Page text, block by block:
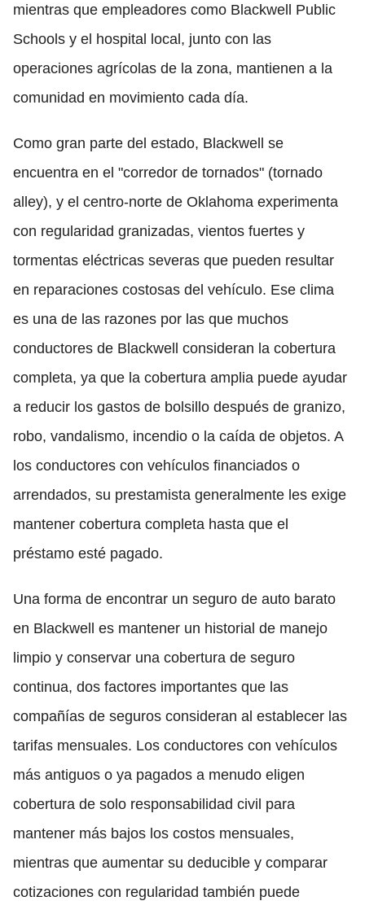
mientras que empleadores como Blackwell Public
Schools y el hospital local, junto con las
operaciones agrícolas de la zona, mantienen a la
comunidad en movimiento cada día.
Como gran parte del estado, Blackwell se
encuentra en el "corredor de tornados" (tornado
alley), y el centro-norte de Oklahoma experimenta
con regularidad granizadas, vientos fuertes y
tormentas eléctricas severas que pueden resultar
en reparaciones costosas del vehículo. Ese clima
es una de las razones por las que muchos
conductores de Blackwell consideran la cobertura
completa, ya que la cobertura amplia puede ayudar
a reducir los gastos de bolsillo después de granizo,
robo, vandalismo, incendio o la caída de objetos. A
los conductores con vehículos financiados o
arrendados, su prestamista generalmente les exige
mantener cobertura completa hasta que el
préstamo esté pagado.
Una forma de encontrar un seguro de auto barato
en Blackwell es mantener un historial de manejo
limpio y conservar una cobertura de seguro
continua, dos factores importantes que las
compañías de seguros consideran al establecer las
tarifas mensuales. Los conductores con vehículos
más antiguos o ya pagados a menudo eligen
cobertura de solo responsabilidad civil para
mantener más bajos los costos mensuales,
mientras que aumentar su deducible y comparar
cotizaciones con regularidad también puede